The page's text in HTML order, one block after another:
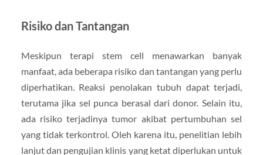
Risiko dan Tantangan
Meskipun terapi stem cell menawarkan banyak
manfaat, ada beberapa risiko dan tantangan yang perlu
diperhatikan. Reaksi penolakan tubuh dapat terjadi,
terutama jika sel punca berasal dari donor. Selain itu,
ada risiko terjadinya tumor akibat pertumbuhan sel
yang tidak terkontrol. Oleh karena itu, penelitian lebih
lanjut dan pengujian klinis yang ketat diperlukan untuk